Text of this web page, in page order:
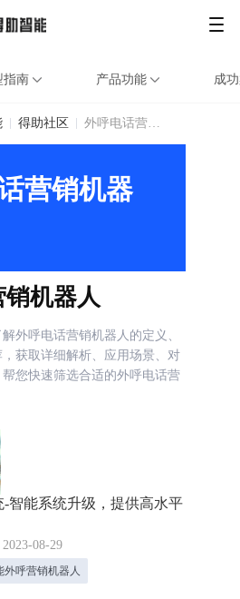
指南 产品功能 成
得助社区 外呼电话营销机器人
营销机器
机器人
外呼电话营销机器人的定义、
获取详细解析、应用场景、对
您快速筛选合适的外呼电话营
智能系统升级，提供高水平
2023-08-29
外呼营销机器人